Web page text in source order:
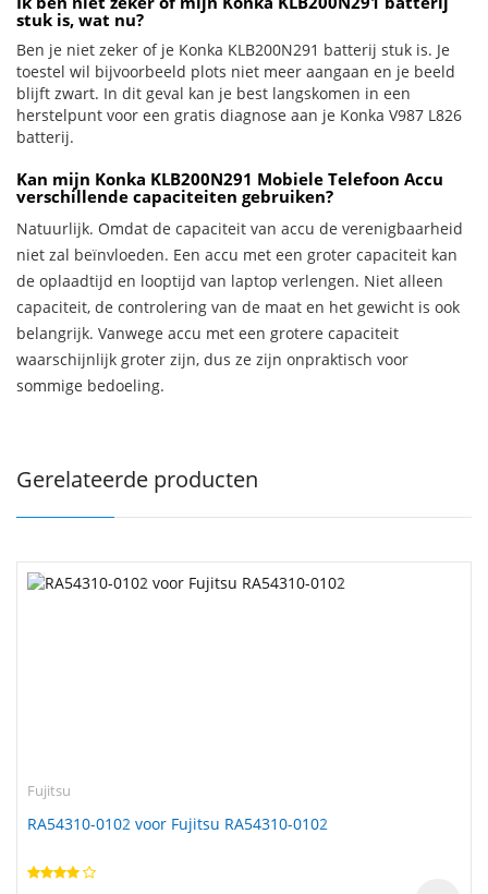
stuk is, wat nu?
Ben je niet zeker of je Konka KLB200N291 batterij stuk is. Je
toestel wil bijvoorbeeld plots niet meer aangaan en je beeld
blijft zwart. In dit geval kan je best langskomen in een
herstelpunt voor een gratis diagnose aan je Konka V987 L826
batterij.
Kan mijn Konka KLB200N291 Mobiele Telefoon Accu
verschillende capaciteiten gebruiken?
Natuurlijk. Omdat de capaciteit van accu de verenigbaarheid
niet zal beïnvloeden. Een accu met een groter capaciteit kan
de oplaadtijd en looptijd van laptop verlengen. Niet alleen
capaciteit, de controlering van de maat en het gewicht is ook
belangrijk. Vanwege accu met een grotere capaciteit
waarschijnlijk groter zijn, dus ze zijn onpraktisch voor
sommige bedoeling.
Gerelateerde producten
Fujitsu
RA54310-0102 voor Fujitsu RA54310-0102